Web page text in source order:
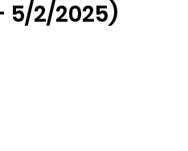
5/2/2025)